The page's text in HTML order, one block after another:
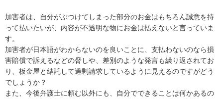
加害者は、自分がぶつけてしまった部分のお金はもちろん誠意を持
って払いたいが、内容が不透明な物にお金は払えないと言っていま
す。
加害者が日本語がわからないのを良いことに、支払わないのなら損
害賠償で訴えるなどの脅しや、差別のような発言も繰り返されてお
り、板金屋と結託して過剰請求しているように見えるのですがどう
でしょうか？
また、今後弁護士に頼む以外にも、自分でできることは何かあるの